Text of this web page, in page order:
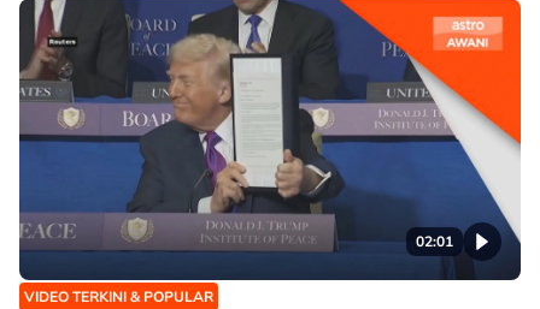
02:01
VIDEO TERKINI & POPULAR